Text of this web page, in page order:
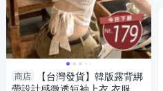
商店
【台灣發貨】韓版露背綁